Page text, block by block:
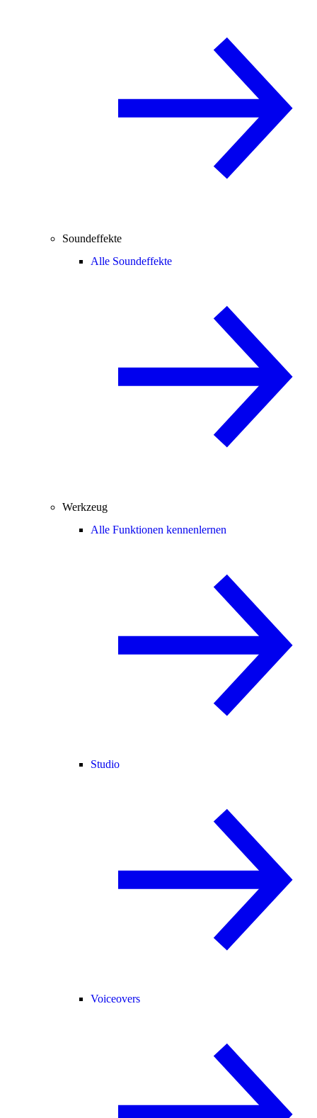
Soundeffekte
Alle Soundeffekte
Werkzeug
Alle Funktionen kennenlernen
Studio
Voiceovers